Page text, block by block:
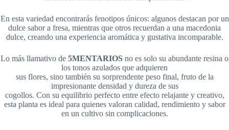
En esta variedad encontrarás fenotipos únicos: algunos destacan por un
dulce sabor a fresa, mientras que otros recuerdan a una macedonia
dulce, creando una experiencia aromática y gustativa incomparable.
Lo más llamativo de 5MENTARIOS no es solo su abundante resina o
los tonos azulados que adquieren
sus flores, sino también su sorprendente peso final, fruto de la
impresionante densidad y dureza de sus
cogollos. Con su equilibrio perfecto entre efecto relajante y creativo,
esta planta es ideal para quienes valoran calidad, rendimiento y sabor
en un cultivo sin complicaciones.